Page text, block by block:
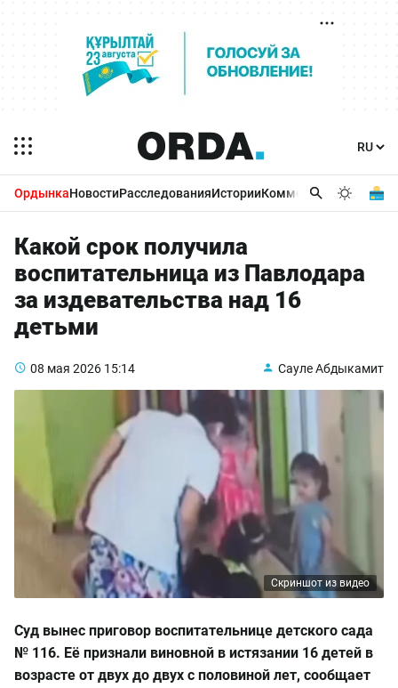
ОрдынкаНовостиРасследованияИсторииКомментарииБизнес
Какой срок получила
воспитательница из Павлодара
за издевательства над 16
детьми
08 мая 2026 15:14 Сауле Абдыкамит
Скриншот из видео
Суд вынес приговор воспитательнице детского сада
№ 116. Её признали виновной в истязании 16 детей в
возрасте от двух до двух с половиной лет, сообщает